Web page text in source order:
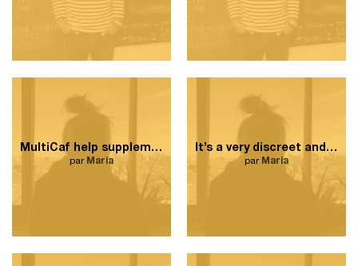
MultiCaf help supplement my grocery bill.
par Maria
It’s a very discreet and safe place for women to get help.
par Maria